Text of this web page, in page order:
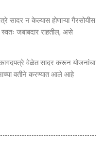
सादर न केल्यास होणाऱ्या गैरसोयीस
जबाबदार राहतील, असे
कागदपत्रे वेळेत सादर करून योजनांचा
वतीने करण्यात आले आहे